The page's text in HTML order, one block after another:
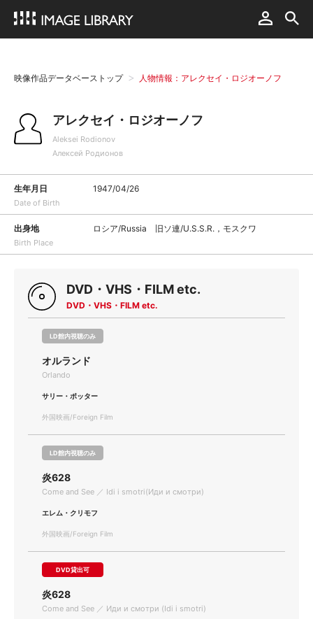
映像作品データベーストップ 人物情報：アレクセイ・ロジオーノフ
アレクセイ・ロジオーノフ
Aleksei Rodionov
Алексей Родионов
生年月日
Date of Birth
1947/04/26
出身地
Birth Place
ロシア/Russia 旧ソ連/U.S.S.R.，モスクワ
DVD・VHS・FILM etc.
DVD・VHS・FILM etc.
LD館内視聴のみ
オルランド
Orlando
サリー・ポッター
外国映画/Foreign Film
LD館内視聴のみ
炎628
Come and See ／ Idi i smotri(Иди и смотри)
エレム・クリモフ
外国映画/Foreign Film
DVD貸出可
炎628
Come and See ／ Иди и смотри (Idi i smotri)